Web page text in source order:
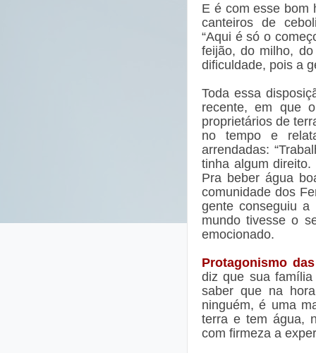
E é com esse bom
canteiros de
“Aqui é só o
feijão, do milho,
dificuldade, pois a
Toda essa
recente, em que
proprietários de
no tempo e
arrendadas:
tinha algum
Pra beber água
comunidade dos
gente conseguiu
mundo tivesse o
emocionado.
Protagonismo
diz que sua
saber que na
ninguém, é uma
terra e tem água,
com firmeza a